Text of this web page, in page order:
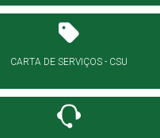
CARTA DE SERVIÇOS - CSU